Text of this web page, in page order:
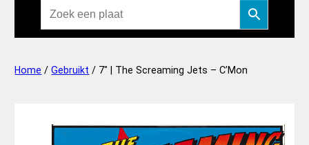
Home /Gebruikt / 7″ | The Screaming Jets – C’Mon